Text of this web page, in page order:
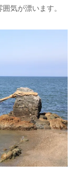
気が漂います。